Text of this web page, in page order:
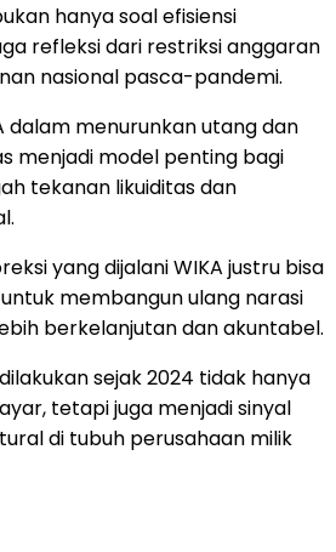
hanya soal efisiensi
refleksi dari restriksi anggaran
nasional pasca-pandemi.
dalam menurunkan utang dan
menjadi model penting bagi
tekanan likuiditas dan
yang dijalani WIKA justru bisa
membangun ulang narasi
berkelanjutan dan akuntabel.
sejak 2024 tidak hanya
tetapi juga menjadi sinyal
di tubuh perusahaan milik